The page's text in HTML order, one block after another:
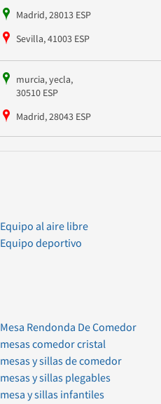
Madrid, 28013 ESP
Sevilla, 41003 ESP
murcia, yecla,
30510 ESP
Madrid, 28043 ESP
Equipo al aire libre
Equipo deportivo
Mesa Rendonda De Comedor
mesas comedor cristal
mesas y sillas de comedor
mesas y sillas plegables
mesa y sillas infantiles